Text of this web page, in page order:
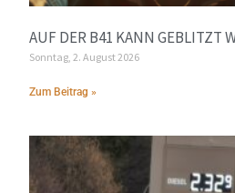
AUF DER B41 KANN GEBLITZT
Sonntag, 2. August 2026
Zum Beitrag »